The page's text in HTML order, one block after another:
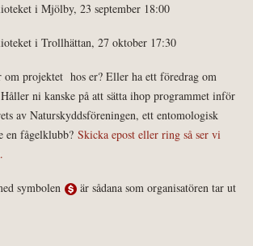
i Mjölby, 23 september 18:00
i Trollhättan, 27 oktober 17:30
projektet hos er? Eller ha ett föredrag om
ni kanske på att sätta ihop programmet inför
av Naturskyddsföreningen, ett entomologisk
en fågelklubb? Skicka epost eller ring så ser vi
symbolen
är sådana som organisatören tar ut